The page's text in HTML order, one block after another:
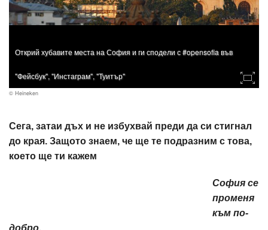
Открий хубавите места на София и ги сподели с #opensofia във
"Фейсбук", "Инстаграм", "Туитър"
© Heineken
Сега, затаи дъх и не избухвай преди да си стигнал
до края. Защото знаем, че ще те подразним с това,
което ще ти кажем
София се
променя
към по-
добро.